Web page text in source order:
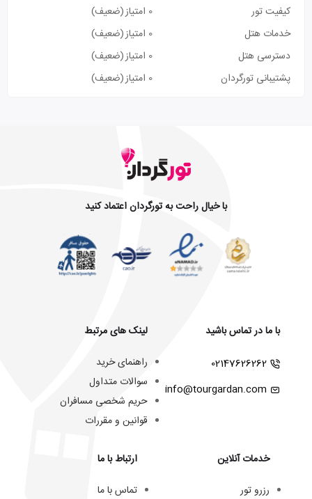
کیفیت تور 0 امتیاز
(ضعیف)
خدمات هتل
0 امتیاز
(ضعیف)
دسترسی هتل
0 امتیاز
(ضعیف)
پشتیبانی تورگردان
0 امتیاز (ضعیف)
با خیال راحت به تورگردان اعتماد کنید
با ما در تماس باشید
02147626262
info@tourgardan.com
خدمات آنلاین
رزرو تور
لینک های مرتبط
راهنمای خرید
سوالات متداول
حریم شخصی مسافران
قوانین و مقررات
ارتباط با ما
تماس با ما